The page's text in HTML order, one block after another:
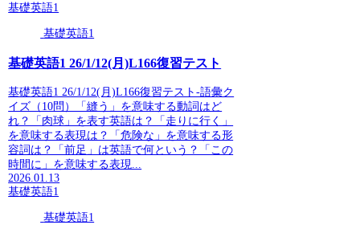
基礎英語1
基礎英語1
基礎英語1 26/1/12(月)L166復習テスト
基礎英語1 26/1/12(月)L166復習テスト-語彙ク
イズ（10問）「縫う」を意味する動詞はど
れ？「肉球」を表す英語は？「走りに行く」
を意味する表現は？「危険な」を意味する形
容詞は？「前足」は英語で何という？「この
時間に」を意味する表現...
2026.01.13
基礎英語1
基礎英語1